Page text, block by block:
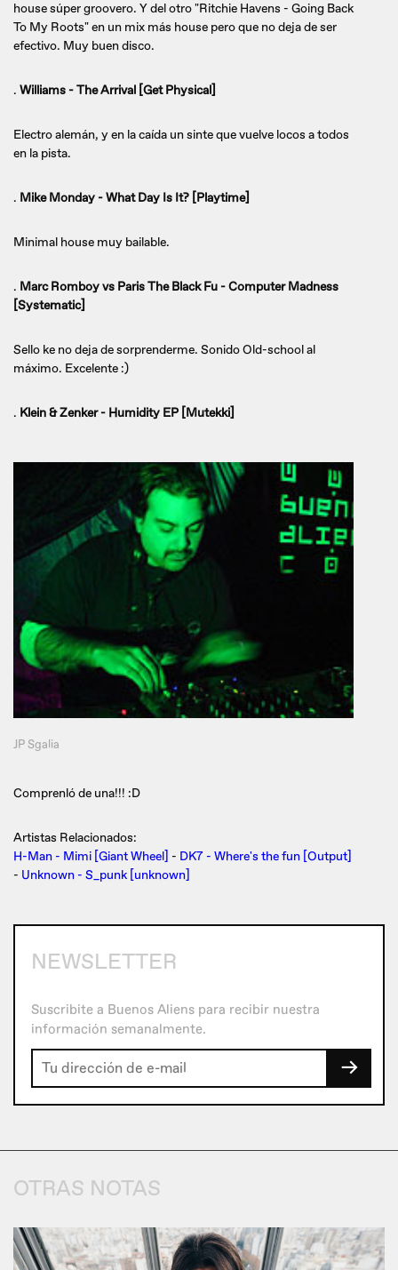
house súper groovero. Y del otro "Ritchie Havens - Going Back
To My Roots" en un mix más house pero que no deja de ser
efectivo. Muy buen disco.
. Williams - The Arrival [Get Physical]
Electro alemán, y en la caída un sinte que vuelve locos a todos
en la pista.
. Mike Monday - What Day Is It? [Playtime]
Minimal house muy bailable.
. Marc Romboy vs Paris The Black Fu - Computer Madness
[Systematic]
Sello ke no deja de sorprenderme. Sonido Old-school al
máximo. Excelente :)
. Klein & Zenker - Humidity EP [Mutekki]
JP Sgalia
Comprenló de una!!! :D
Artistas Relacionados:
H-Man - Mimi [Giant Wheel] - DK7 - Where's the fun [Output]
- Unknown - S_punk [unknown]
NEWSLETTER
Suscribite a Buenos Aliens para recibir nuestra
información semanalmente.
→
OTRAS NOTAS